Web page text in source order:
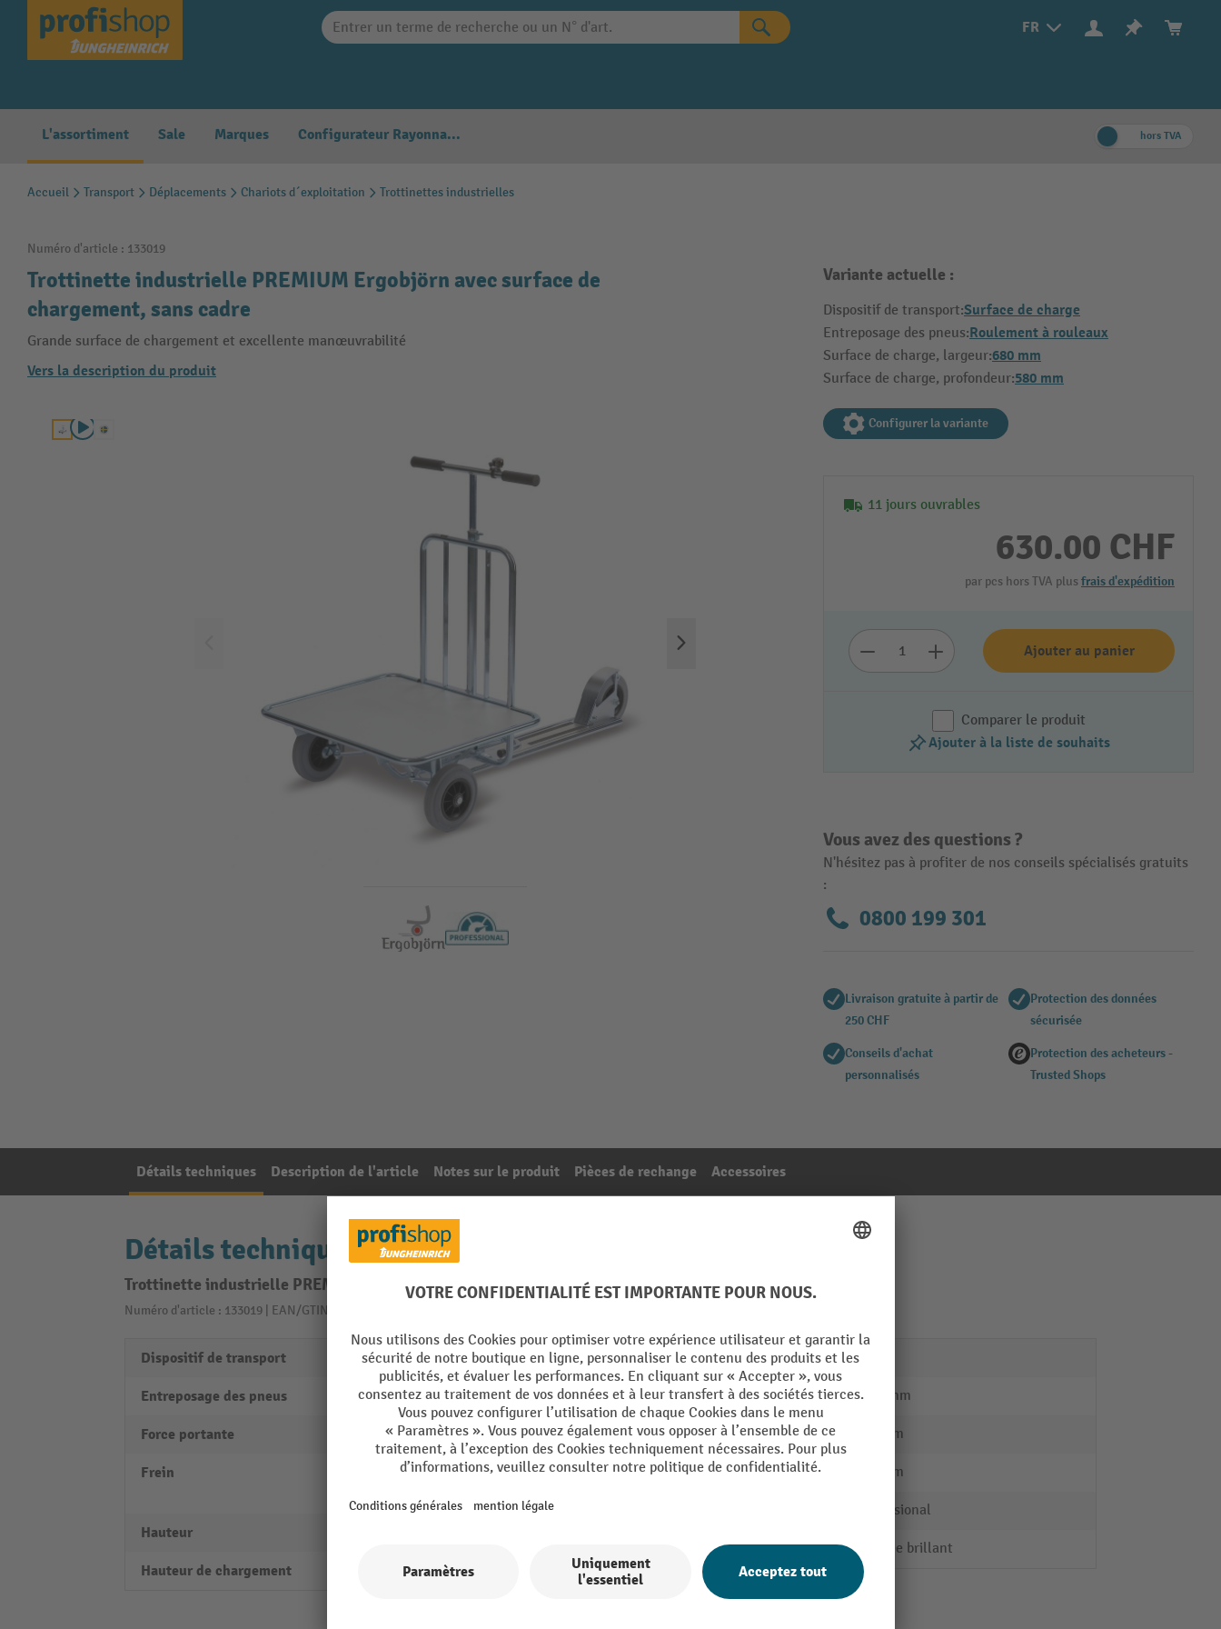
Skip to main navigation FR
L'assortiment Sale Marques Configurateur Rayonnages hors TVA
Accueil Transport Déplacements Chariots d´exploitation Trottinettes industrielles
Numéro d'article : 133019
Trottinette industrielle PREMIUM Ergobjörn avec surface de
chargement, sans cadre
Grande surface de chargement et excellente manœuvrabilité
Vers la description du produit
Lire la vidéo
Variante actuelle :
Dispositif de transport:Surface de charge
Entreposage des pneus:Roulement à rouleaux
Surface de charge, largeur:680 mm
Surface de charge, profondeur:580 mm
Configurer la variante
11 jours ouvrables
630.00 CHF
par pcs hors TVA plus frais d'expédition
Ajouter au panier
Comparer le produit
Ajouter à la liste de souhaits
Vous avez des questions ?
N'hésitez pas à profiter de nos conseils spécialisés gratuits
:
0800 199 301
Livraison gratuite à partir de
250 CHF
Protection des données
sécurisée
Conseils d'achat
personnalisés
Protection des acheteurs -
Trusted Shops
Détails techniques Description de l'article Notes sur le produit Pièces de rechange Accessoires
Détails techniques
Trottinette industrielle PREMIUM Ergobjörn avec surface de chargement, sans cadre
Numéro d'article : 133019 | EAN/GTIN: 4055091028736
Dispositif de transport Surface de charge
Entreposage des pneus Roulement à rouleaux
Force portante 150 kg
Frein
arrière
Hauteur
Hauteur de chargement 270 mm
Poids propre 35 kg
Profondeur 1430 mm
Roue arrière, taille 200 mm
Roue avant, taille 200 mm
Professional
zinguée brillant